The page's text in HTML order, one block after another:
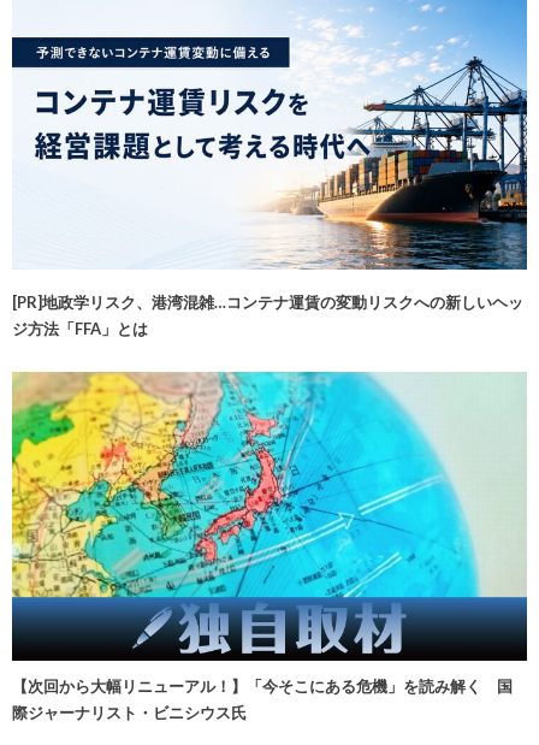
[PR]地政学リスク、港湾混雑…コンテナ運賃の変動リスクへの新しいヘッ
ジ方法「FFA」とは
【次回から大幅リニューアル！】「今そこにある危機」を読み解く 国
際ジャーナリスト・ビニシウス氏